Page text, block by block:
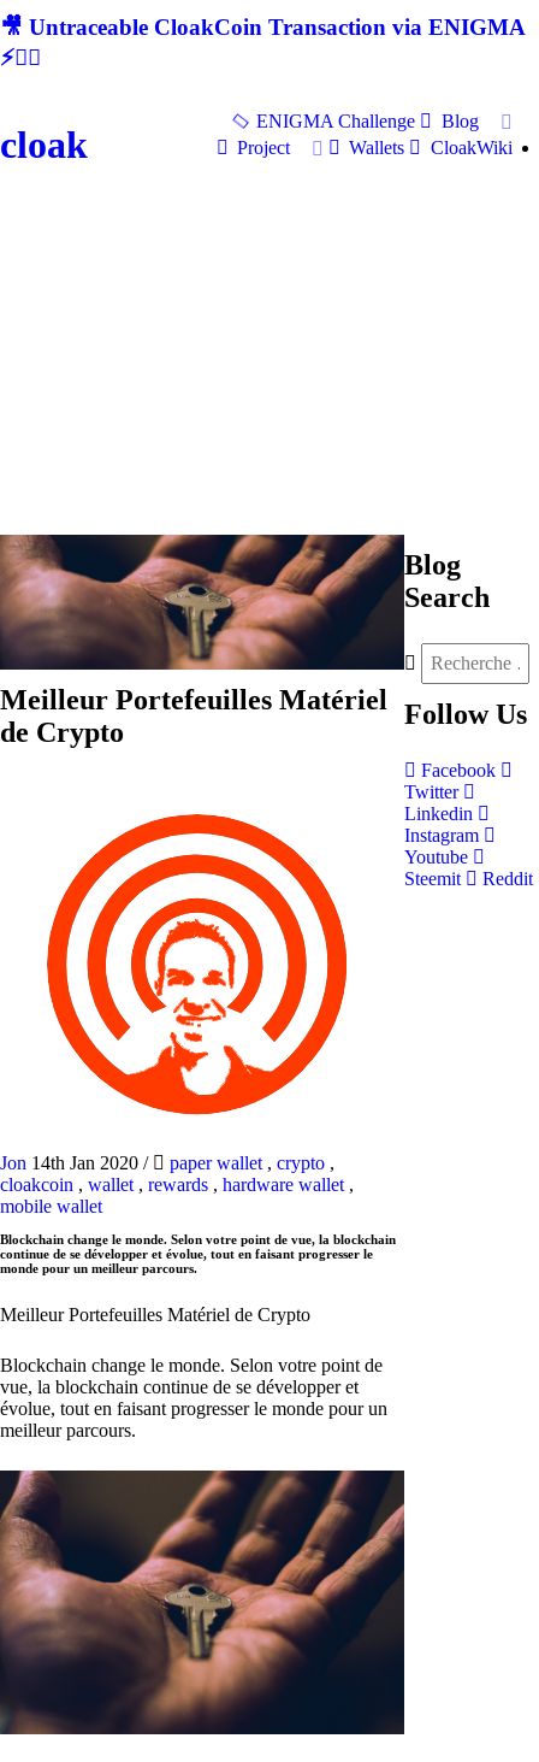
🎥 Untraceable CloakCoin Transaction via ENIGMA
⚡🕵‍♂
cloak
ENIGMA Challenge
Blog
Project
Wallets CloakWiki
Meilleur Portefeuilles Matériel
de Crypto
Jon 14th Jan 2020 / paper wallet , crypto ,
cloakcoin , wallet , rewards , hardware wallet ,
mobile wallet
Blockchain change le monde. Selon votre point de vue, la blockchain
continue de se développer et évolue, tout en faisant progresser le
monde pour un meilleur parcours.
Meilleur Portefeuilles Matériel de Crypto
Blockchain change le monde. Selon votre point de
vue, la blockchain continue de se développer et
évolue, tout en faisant progresser le monde pour un
meilleur parcours.
Blog
Search
Follow Us
Facebook
Twitter
Linkedin
Instagram
Youtube
Steemit
Reddit